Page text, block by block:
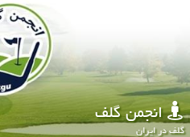
انجمن گلف
گلف در ایران